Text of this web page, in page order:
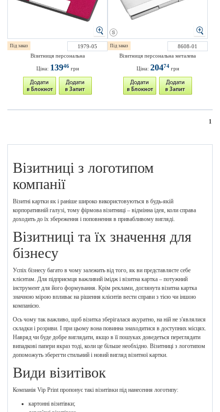
Під заказ
1979-05
Візитниця персональна
Ціна: 13946грн
Під заказ
8608-01
Візитниця персональна металева
Ціна: 20474грн
1
Візитниці з логотипом
компанії
Візитні картки як і раніше широко використовуються в будь-якій
корпоративній галузі, тому фірмова візитниці – відмінна ідея, коли справа
доходить до їх збереження і поповнення в привабливому вигляді.
Візитниці та їх значення для
бізнесу
Успіх бізнесу багато в чому залежить від того, як ви представляєте себе
клієнтам. Для підприємця важливий імідж і візитна картка – потужний
інструмент для його формування. Крім реклами, доглянута візитна картка
значною мірою впливає на рішення клієнтів вести справи з тією чи іншою
компанією.
Ось чому так важливо, щоб візитка зберігалася акуратно, на ній не з'являлися
складки і розриви. І при цьому вона повинна знаходитися в доступних місцях.
Навряд чи буде добре виглядати, якщо в її пошуках доведеться переглядати
випадкові папери якраз тоді, коли це більше необхідно. Візитниці з логотипом
допоможуть зберегти стильний і новий вигляд візитної картки.
Види візитівок
Компанія Vip Print пропонує такі візитівки під нанесення логотипу:
картонні візитівки;